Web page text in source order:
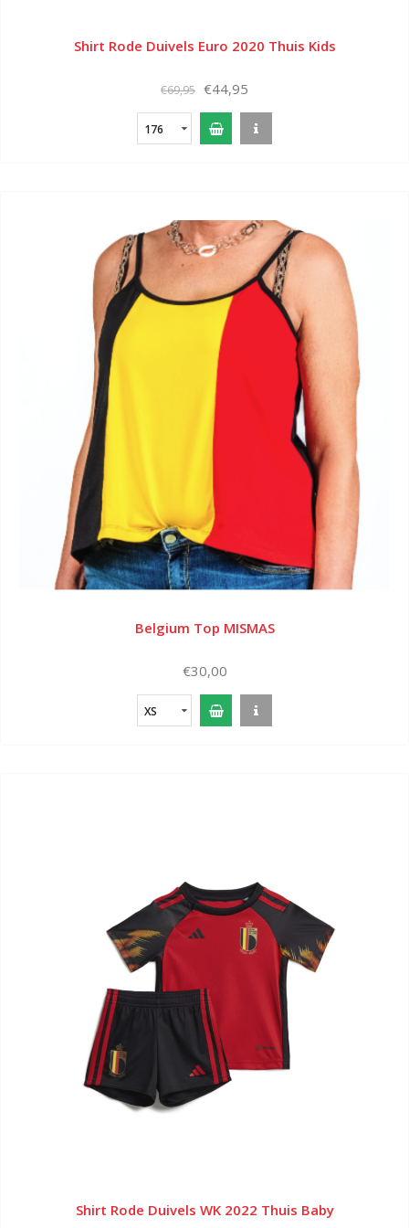
Shirt Rode Duivels Euro 2020 Thuis Kids
€69,95 €44,95
176
Belgium Top MISMAS
€30,00
XS
Shirt Rode Duivels WK 2022 Thuis Baby